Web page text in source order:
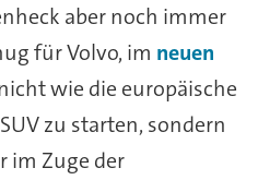
aber noch immer
für Volvo, im neuen
wie die europäische
zu starten, sondern
im Zuge der